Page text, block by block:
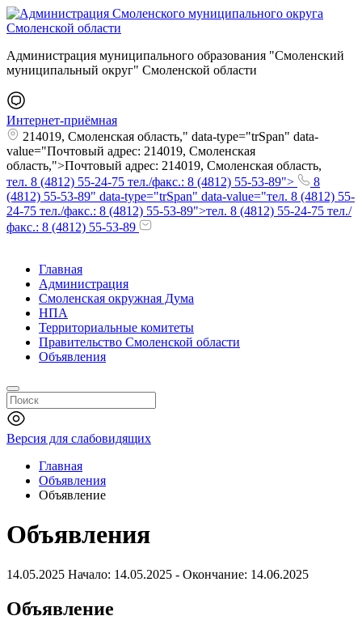
Администрация муниципального образования "Смоленский
муниципальный округ" Смоленской области
Интернет-приёмная
214019, Смоленская область," data-type="trSpan" data-
value="Почтовый адрес: 214019, Смоленская
область,">Почтовый адрес: 214019, Смоленская область,
тел. 8 (4812) 55-24-75 тел./факс.: 8 (4812) 55-53-89">
8
(4812) 55-53-89" data-type="trSpan" data-value="тел. 8 (4812) 55-
24-75 тел./факс.: 8 (4812) 55-53-89">тел. 8 (4812) 55-24-75 тел./
факс.: 8 (4812) 55-53-89
Главная
Администрация
Смоленская окружная Дума
НПА
Территориальные комитеты
Правительство Смоленской области
Объявления
Версия для слабовидящих
Главная
Объявления
Объявление
Объявления
14.05.2025 Начало: 14.05.2025 - Окончание: 14.06.2025
Объявление